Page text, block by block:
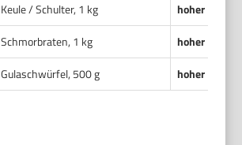
Keule / Schulter, 1 kg
hoher Druck
Schmorbraten, 1 kg
hoher Druck
Gulaschwürfel, 500 g hoher Druck